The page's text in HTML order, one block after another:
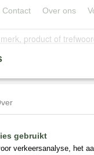
Contact Over ons
Sunset"
gebruikt
verkeersanalyse, het